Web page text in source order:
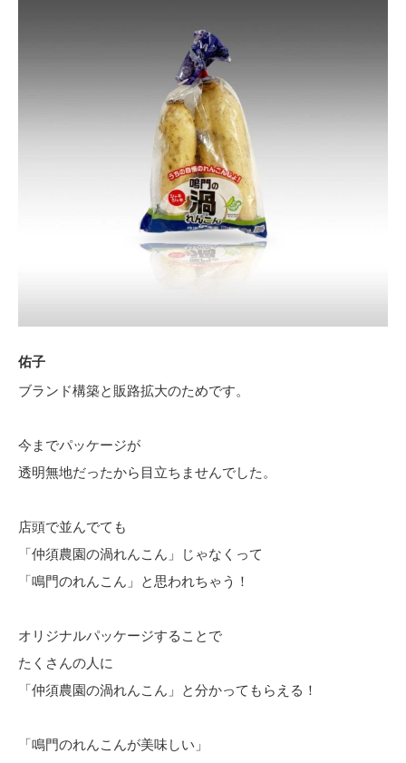
佑子
ブランド構築と販路拡大のためです。
今までパッケージが
透明無地だったから目立ちませんでした。
店頭で並んでても
「仲須農園の渦れんこん」じゃなくって
「鳴門のれんこん」と思われちゃう！
オリジナルパッケージすることで
たくさんの人に
「仲須農園の渦れんこん」と分かってもらえる！
「鳴門のれんこんが美味しい」